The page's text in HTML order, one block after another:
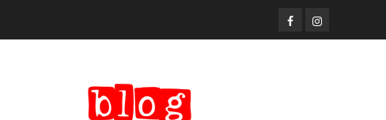
FacebookInstagram